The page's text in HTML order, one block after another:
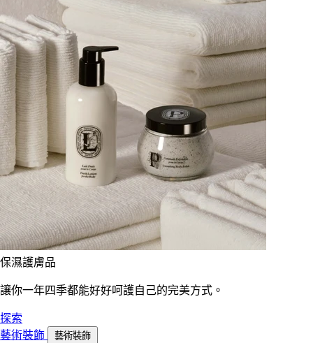
保濕護膚品
讓你一年四季都能好好呵護自己的完美方式。
探索
藝術裝飾
藝術裝飾